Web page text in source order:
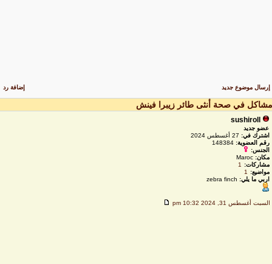
إرسال موضوع جديد إضافة رد
في صحة أنثى طائر زيبرا فينش
sushiroll
عضو جديد
اشترك في:27 أغسطس 2024
رقم العضوية:148384
الجنس:
مكان:Maroc
مشاركات:
مواضيع:
اربي ما يلي:zebra finch
السبت أغسطس 31, 2024 10:32 pm